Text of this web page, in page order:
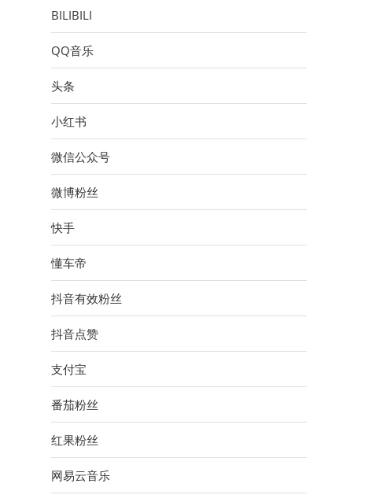
BILIBILI
QQ音乐
头条
小红书
微信公众号
微博粉丝
快手
懂车帝
抖音有效粉丝
抖音点赞
支付宝
番茄粉丝
红果粉丝
网易云音乐